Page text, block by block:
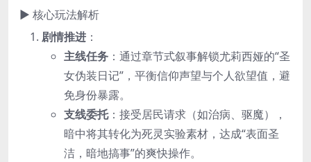
▶ 核心玩法解析
剧情推进 ：
主线任务 ：通过章节式叙事解锁尤莉西娅的“圣
女伪装日记”，平衡信仰声望与个人欲望值，避
免身份暴露。
支线委托：接受居民请求（如治病、驱魔），
暗中将其转化为死灵实验素材，达成“表面圣
洁，暗地搞事”的爽快操作。